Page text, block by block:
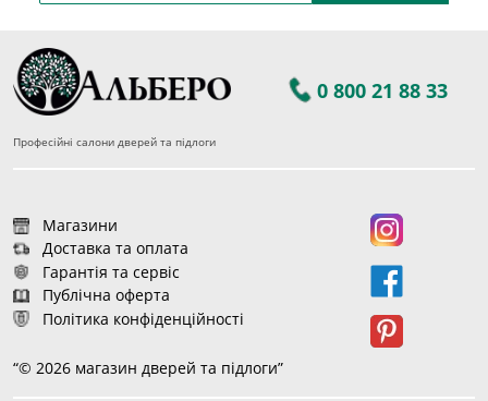
0 800 21 88 33
Професійні салони дверей та підлоги
Магазини
Доставка та оплата
Гарантія та сервіс
Публічна оферта
Політика конфіденційності
“© 2026 магазин дверей та підлоги”